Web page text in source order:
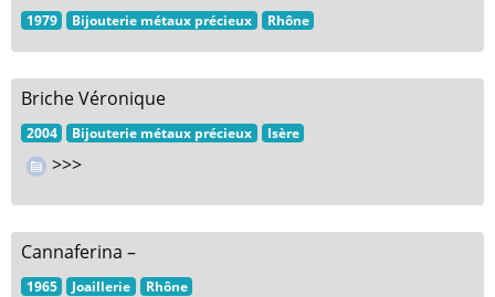
1979 Bijouterie métaux précieux Rhône
Briche Véronique
2004 Bijouterie métaux précieux Isère
>>>
Cannaferina –
1965 Joaillerie Rhône